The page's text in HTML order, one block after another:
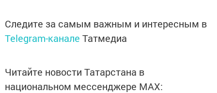
Следите за самым важным и интересным в
Telegram-канале Татмедиа
Читайте новости Татарстана в
национальном мессенджере MАХ: